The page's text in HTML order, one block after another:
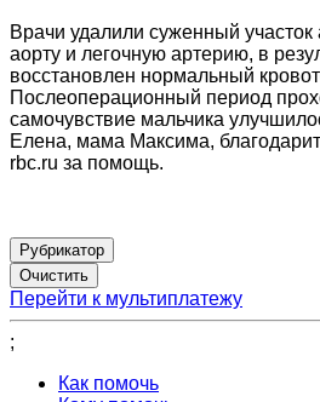
Врачи удалили суженный
аорту и легочную артерию, в
восстановлен нормальный
Послеоперационный период
самочувствие мальчика
Елена, мама Максима,
rbc.ru за помощь.
Рубрикатор
Перейти к мультиплатежу
;
Как помочь